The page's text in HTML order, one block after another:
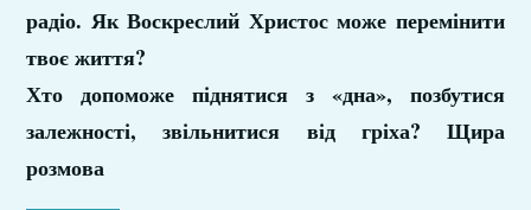
радіо. Як Воскреслий Христос може перемінити
твоє життя?
Хто допоможе піднятися з «дна», позбутися
залежності, звільнитися від гріха? Щира
розмова